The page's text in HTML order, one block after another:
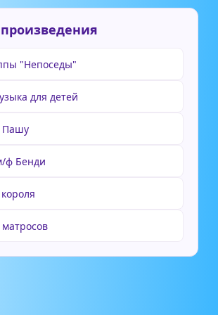
"Непоседы"
для детей
Пашу
ф Бенди